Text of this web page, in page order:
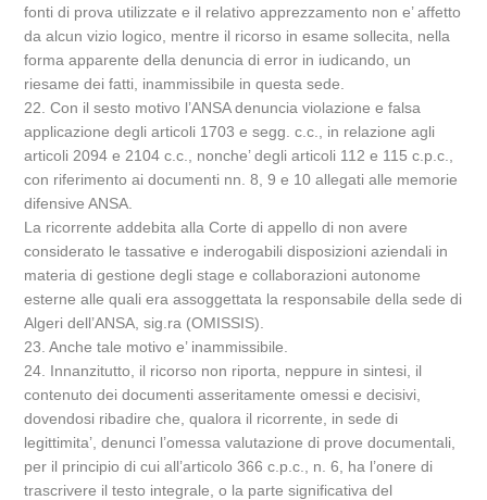
fonti di prova utilizzate e il relativo apprezzamento non e’ affetto
da alcun vizio logico, mentre il ricorso in esame sollecita, nella
forma apparente della denuncia di error in iudicando, un
riesame dei fatti, inammissibile in questa sede.
22. Con il sesto motivo l’ANSA denuncia violazione e falsa
applicazione degli articoli 1703 e segg. c.c., in relazione agli
articoli 2094 e 2104 c.c., nonche’ degli articoli 112 e 115 c.p.c.,
con riferimento ai documenti nn. 8, 9 e 10 allegati alle memorie
difensive ANSA.
La ricorrente addebita alla Corte di appello di non avere
considerato le tassative e inderogabili disposizioni aziendali in
materia di gestione degli stage e collaborazioni autonome
esterne alle quali era assoggettata la responsabile della sede di
Algeri dell’ANSA, sig.ra (OMISSIS).
23. Anche tale motivo e’ inammissibile.
24. Innanzitutto, il ricorso non riporta, neppure in sintesi, il
contenuto dei documenti asseritamente omessi e decisivi,
dovendosi ribadire che, qualora il ricorrente, in sede di
legittimita’, denunci l’omessa valutazione di prove documentali,
per il principio di cui all’articolo 366 c.p.c., n. 6, ha l’onere di
trascrivere il testo integrale, o la parte significativa del